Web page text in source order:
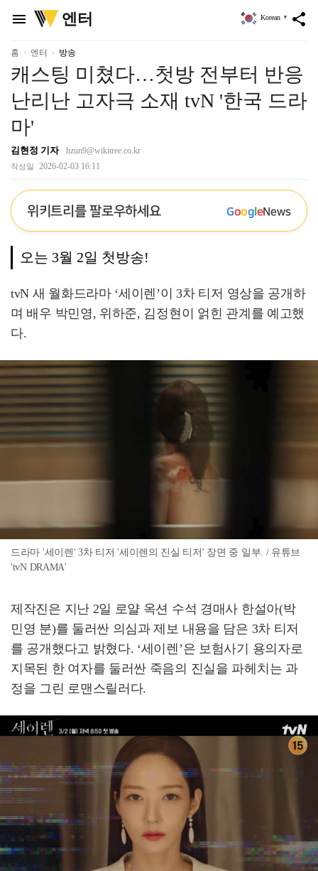
menu
위
키
리
엔터 share
Korean ▼
홈 엔터 방송
캐스팅 미쳤다…첫방 전부터 반응
난리난 고자극 소재 tvN '한국 드라
마'
김현정 기자 hzun9@wikitree.co.kr
작성일 2026-02-03 16:11
위키트리를 팔로우하세요 GoogleNews
오는 3월 2일 첫방송!
tvN 새 월화드라마 ‘세이렌’이 3차 티저 영상을 공개하
며 배우 박민영, 위하준, 김정현이 얽힌 관계를 예고했
다.
드라마 '세이렌' 3차 티저 '세이렌의 진실 티저' 장면 중 일부. / 유튜브
'tvN DRAMA'
제작진은 지난 2일 로얄 옥션 수석 경매사 한설아(박
민영 분)를 둘러싼 의심과 제보 내용을 담은 3차 티저
를 공개했다고 밝혔다. ‘세이렌’은 보험사기 용의자로
지목된 한 여자를 둘러싼 죽음의 진실을 파헤치는 과
정을 그린 로맨스릴러다.